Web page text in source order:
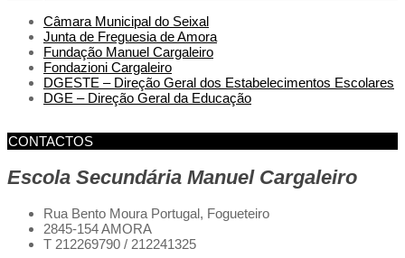
Câmara Municipal do Seixal
Junta de Freguesia de Amora
Fundação Manuel Cargaleiro
Fondazioni Cargaleiro
DGESTE – Direção Geral dos Estabelecimentos Escolares
DGE – Direção Geral da Educação
CONTACTOS
Escola Secundária Manuel Cargaleiro
Rua Bento Moura Portugal, Fogueteiro
2845-154 AMORA
T 212269790 / 212241325